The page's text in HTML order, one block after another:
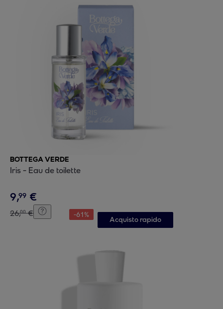
BOTTEGA VERDE
Iris - Eau de toilette
9,99 €
26,00 € -61%
Acquisto rapido